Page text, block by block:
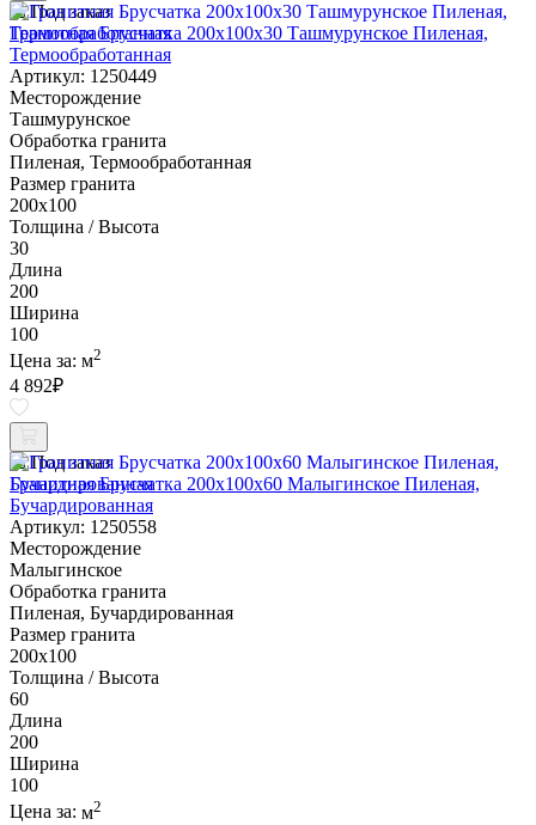
Под заказ
Гранитная Брусчатка 200х100x30 Ташмурунское Пиленая,
Термообработанная
Артикул: 1250449
Месторождение
Ташмурунское
Обработка гранита
Пиленая, Термообработанная
Размер гранита
200х100
Толщина / Высота
30
Длина
200
Ширина
100
Цена за: м2
4 892₽
Под заказ
Гранитная Брусчатка 200х100x60 Малыгинское Пиленая,
Бучардированная
Артикул: 1250558
Месторождение
Малыгинское
Обработка гранита
Пиленая, Бучардированная
Размер гранита
200х100
Толщина / Высота
60
Длина
200
Ширина
100
Цена за: м2